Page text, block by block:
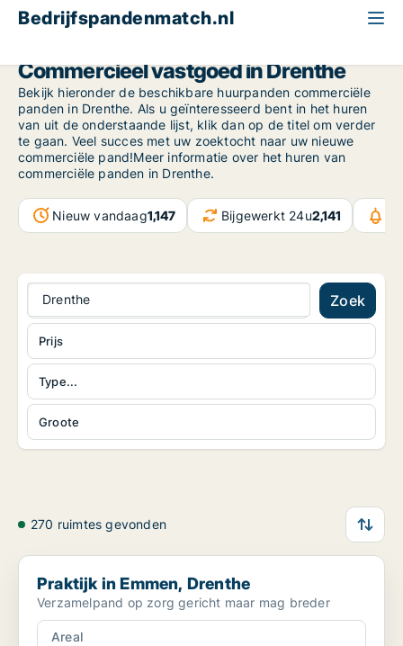
Bedrijfspandenmatch.nl
Commercieel vastgoed in Drenthe
Bekijk hieronder de beschikbare huurpanden commerciële
panden in Drenthe. Als u geïnteresseerd bent in het huren
van uit de onderstaande lijst, klik dan op de titel om verder
te gaan. Veel succes met uw zoektocht naar uw nieuwe
commerciële pand!Meer informatie over het huren van
commerciële panden in Drenthe.
Nieuw vandaag1,147 Bijgewerkt 24u2,141
Drenthe Zoek
Type...
Groote
Prijs
270 ruimtes gevonden
Praktijk in Emmen, Drenthe
Praktijk in Emmen, Drenthe
Verzamelpand op zorg gericht maar mag breder
Areal